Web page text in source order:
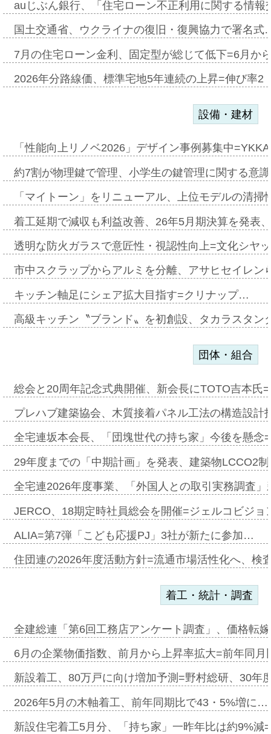
auじぶん銀行、「住宅ローン不正利用に関する情
国土交通省、ウクライナの復旧・復興協力で署名
7月の住宅ローン金利、固定型が総じて低下=6月か
2026年分路線価、標準宅地5年連続の上昇=伸び率
設備・建材
「性能向上リノベ2026」デザイン事例募集中
約7割が物理鍵で管理、小学生の鍵管理に関する意
「マイトーン」をリニューアル、上位モデルの清
着工延期で減収も利益改善、26年5月期決算を発表
透明な防火ガラスで意匠性・視認性向上=文化シヤ
市中スクラップからアルミを分離、アサヒセイレ
キッチン軸足にシェア拡大目指す=クリナップ…
高級キッチン〝ブランド〟を初創設、タカラスタ
団体・組合
総会と20周年記念式典開催、新会長にTOTO吉本氏
プレハブ建築協会、木質接着パネル工法の構造設
全宅連坂本会長、「団塊世代の持ち家」今後を懸
29年度までの「中期計画」を発表、建築物LCCO2
全宅連2026年度事業、「外国人との取引実務調査
JERCO、18期定時社員総会を開催=ジェルコビジ
ALIA=第7弾「こども応援PJ」3社が新たに参加…
住団連の2026年度活動方針=流通市場活性化へ、検
着工・統計・調査
全建総連「第6回工務店アンケート調査」、価格転
6月の企業物価指数、前月から上昇率拡大=前年同
新設着工、80万戸に向け増加予測=野村総研、30年
2026年5月の木軸着工、前年同期比で43・5%増に…
新設住宅着工5月分、「持ち家」一昨年比は約9%